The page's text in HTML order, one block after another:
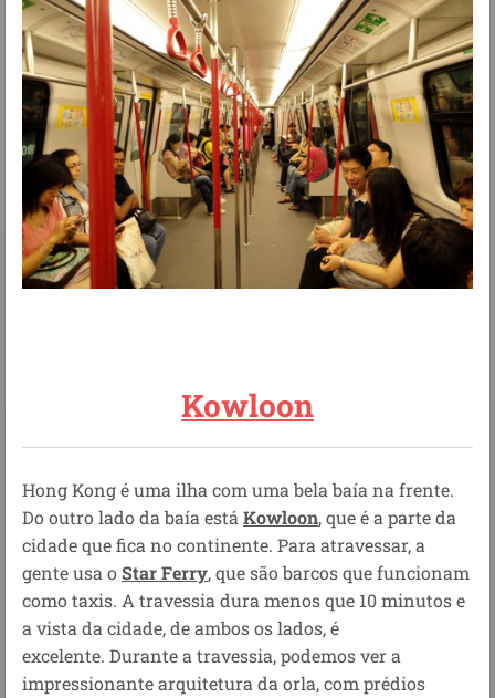
Kowloon
Hong Kong é uma ilha com uma bela baía na frente.
Do outro lado da baía está Kowloon, que é a parte da
cidade que fica no continente. Para atravessar, a
gente usa oStar Ferry, que são barcos que funcionam
como taxis. A travessia dura menos que 10 minutos e
a vista da cidade, de ambos os lados, é
excelente. Durante a travessia, podemos ver a
impressionante arquitetura da orla, com prédios